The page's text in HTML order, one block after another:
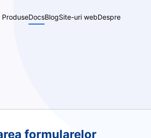
ProduseDocsBlogSite-uri webDespre
formularelor